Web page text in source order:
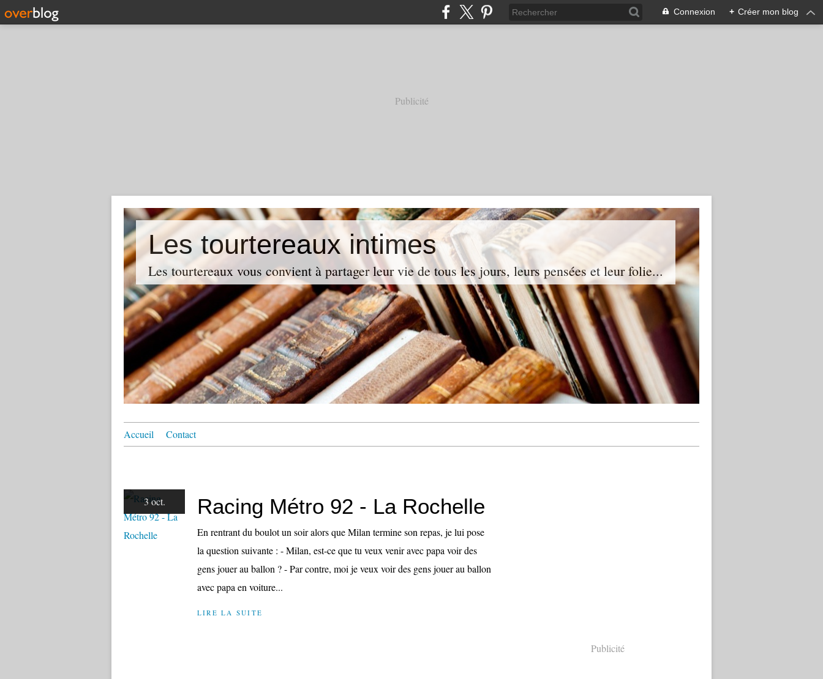
Connexion + Créer mon blog
Publicité
Les tourtereaux intimes
Les tourtereaux vous convient à partager leur vie de tous les jours, leurs pensées et leur folie...
Accueil Contact
3 oct. Racing Métro 92 - La Rochelle
En rentrant du boulot un soir alors que Milan termine son repas, je lui pose
la question suivante : - Milan, est-ce que tu veux venir avec papa voir des
gens jouer au ballon ? - Par contre, moi je veux voir des gens jouer au ballon
avec papa en voiture...
LIRE LA SUITE
Publicité